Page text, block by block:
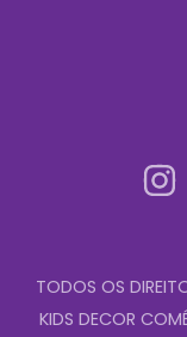
TODOS OS
KIDS DECOR